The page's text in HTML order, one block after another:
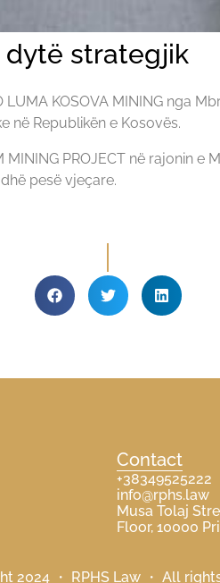
dytë strategjik
KOSOVA MINING nga
në Republikën e Kosovës.
PROJECT në rajonin e
pesë vjeçare.
Contact
+38349525222
info@rphs.law
Musa Tolaj
Floor, 10000
2024 ・ RPHS Law ・ All